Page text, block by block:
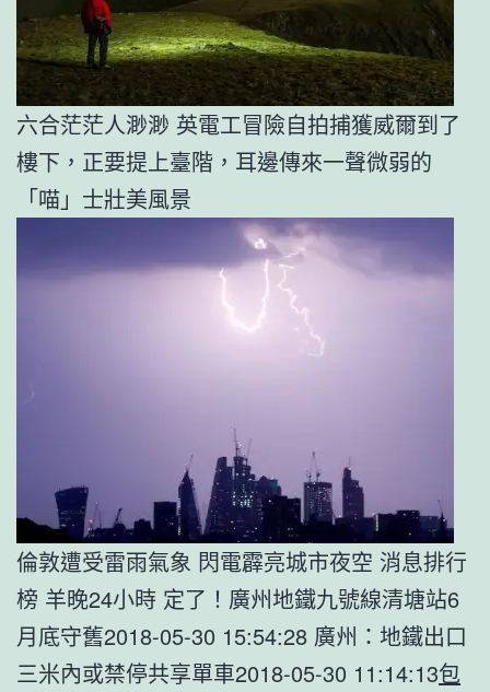
六合茫茫人渺渺 英電工冒險自拍捕獲威爾到了
樓下，正要提上臺階，耳邊傳來一聲微弱的
「喵」士壯美風景
倫敦遭受雷雨氣象 閃電霹亮城市夜空 消息排行
榜 羊晚24小時 定了！廣州地鐵九號線清塘站6
月底守舊2018-05-30 15:54:28 廣州：地鐵出口
三米內或禁停共享單車2018-05-30 11:14:13包